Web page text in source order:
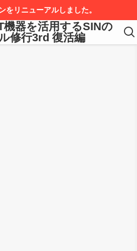
をリニューアルしました。
器を活用するSINの
修行3rd 復活編